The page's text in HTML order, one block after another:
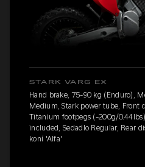
STARK VARG EX
Hand brake, 75-90 kg (Enduro),
Medium, Stark power tube, Front
Titanium footpegs (-200g/
included, Sedadlo Regular, Rear
koní 'Alfa'